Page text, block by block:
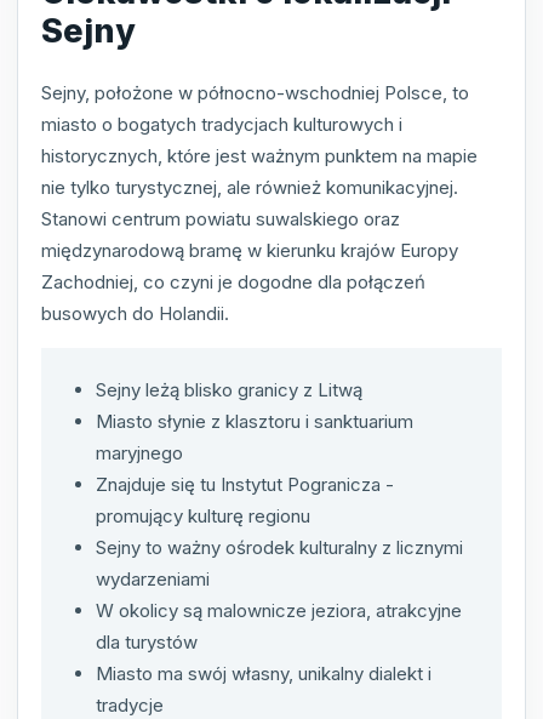
Sejny
Sejny, położone w północno-wschodniej Polsce, to
miasto o bogatych tradycjach kulturowych i
historycznych, które jest ważnym punktem na mapie
nie tylko turystycznej, ale również komunikacyjnej.
Stanowi centrum powiatu suwalskiego oraz
międzynarodową bramę w kierunku krajów Europy
Zachodniej, co czyni je dogodne dla połączeń
busowych do Holandii.
Sejny leżą blisko granicy z Litwą
Miasto słynie z klasztoru i sanktuarium
maryjnego
Znajduje się tu Instytut Pogranicza -
promujący kulturę regionu
Sejny to ważny ośrodek kulturalny z licznymi
wydarzeniami
W okolicy są malownicze jeziora, atrakcyjne
dla turystów
Miasto ma swój własny, unikalny dialekt i
tradycje